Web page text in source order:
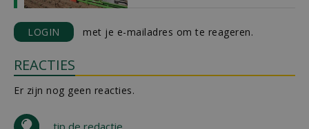
LOGIN met je e-mailadres om te reageren.
REACTIES
Er zijn nog geen reacties.
tip de redactie